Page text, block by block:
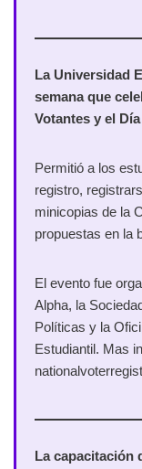
La Universidad
semana que
Votantes y el
Permitió a los
registro,
minicopias de la
propuestas en la
El evento fue
Alpha, la
Políticas y la
Estudiantil. Mas
La capacitación